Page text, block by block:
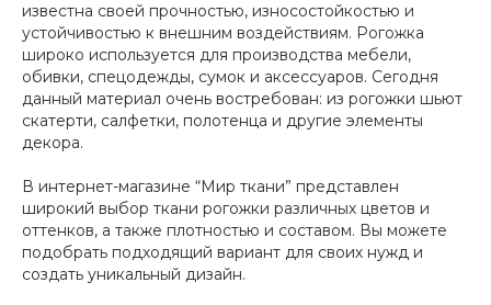
известна своей прочностью, износостойкостью и
устойчивостью к внешним воздействиям. Рогожка
широко используется для производства мебели,
обивки, спецодежды, сумок и аксессуаров. Сегодня
данный материал очень востребован: из рогожки шьют
скатерти, салфетки, полотенца и другие элементы
декора.
В интернет-магазине “Мир ткани” представлен
широкий выбор ткани рогожки различных цветов и
оттенков, а также плотностью и составом. Вы можете
подобрать подходящий вариант для своих нужд и
создать уникальный дизайн.